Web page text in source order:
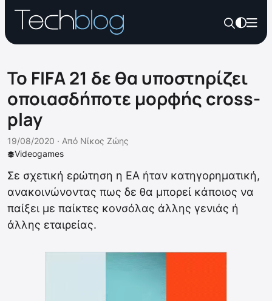
Το FIFA 21 δε θα υποστηρίζει
οποιασδήποτε μορφής cross-
play
Videogames
19/08/2020 · Από Νίκος Ζώης
Σε σχετική ερώτηση η EA ήταν κατηγορηματική,
ανακοινώνοντας πως δε θα μπορεί κάποιος να
παίξει με παίκτες κονσόλας άλλης γενιάς ή
άλλης εταιρείας.